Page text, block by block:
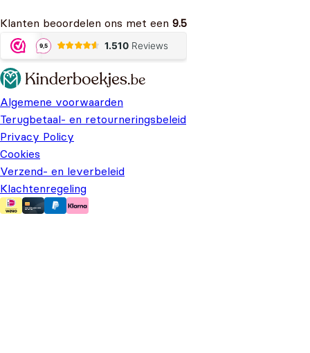
Klanten beoordelen ons met een 9.5
Algemene voorwaarden
Terugbetaal- en retourneringsbeleid
Privacy Policy
Cookies
Verzend- en leverbeleid
Klachtenregeling